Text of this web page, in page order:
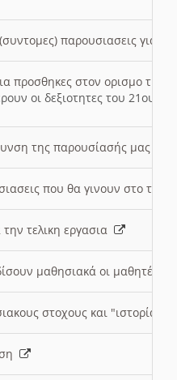
παρουσιασεις για
προσθηκες στον ορισμο
οι δεξιοτητες του 21ου
της παρουσίασής μας
που θα γινουν στο
τελικη εργασια
μαθησιακά οι μαθητές/
στοχους και "ιστορία"